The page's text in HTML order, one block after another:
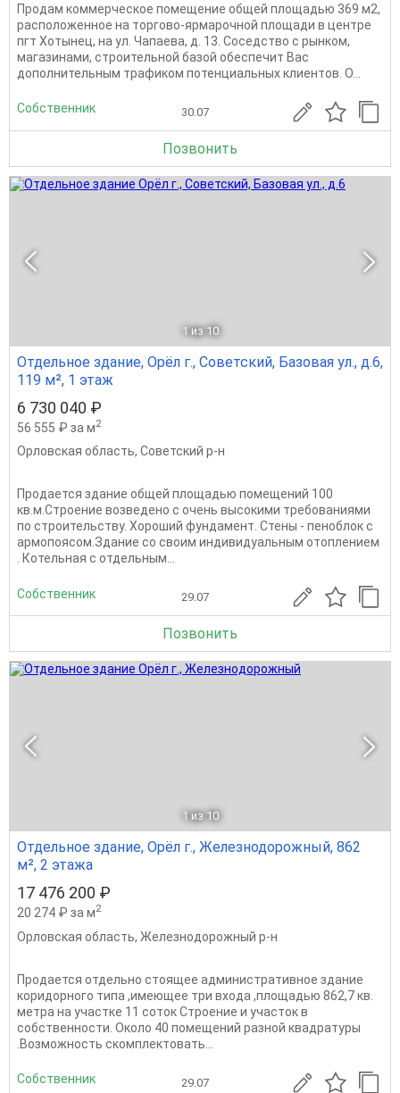
Продам коммерческое помещение общей площадью 369 м2,
расположенное на торгово-ярмарочной площади в центре
пгт Хотынец, на ул. Чапаева, д. 13. Соседство с рынком,
магазинами, строительной базой обеспечит Вас
дополнительным трафиком потенциальных клиентов. О...
Собственник 30.07
Позвонить
1 из 10
Отдельное здание, Орёл г., Советский, Базовая ул., д.6,
119 м², 1 этаж
6 730 040 ₽
56 555 ₽ за м2
Орловская область, Советский р-н
Продается здание общей площадью помещений 100
кв.м.Строение возведено с очень высокими требованиями
по строительству. Хороший фундамент. Стены - пеноблок с
армопоясом.Здание со своим индивидуальным отоплением
. Котельная с отдельным...
Собственник 29.07
Позвонить
1 из 10
Отдельное здание, Орёл г., Железнодорожный, 862
м², 2 этажа
17 476 200 ₽
20 274 ₽ за м2
Орловская область, Железнодорожный р-н
Продается отдельно стоящее административное здание
коридорного типа ,имеющее три входа ,площадью 862,7 кв.
метра на участке 11 соток Строение и участок в
собственности. Около 40 помещений разной квадратуры
.Возможность скомплектовать...
Собственник 29.07